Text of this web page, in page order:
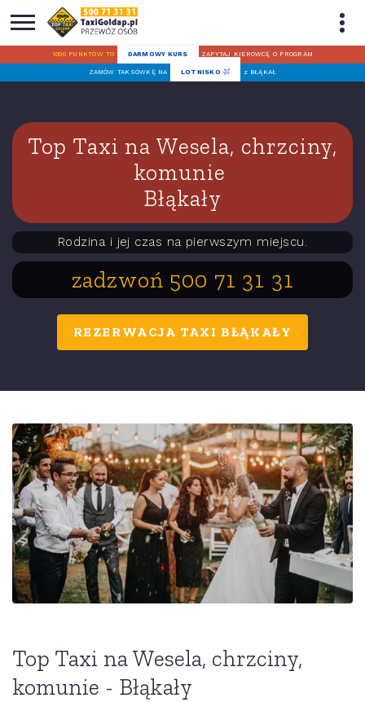
1000 PUNKTÓW TO DARMOWY KURS ZAPYTAJ KIEROWCĘ O PROGRAM
ZAMÓW TAKSÓWKĘ NA LOTNISKO z BŁĄKAŁ
Top Taxi na Wesela, chrzciny,
komunie
Błąkały
Rodzina i jej czas na pierwszym miejscu.
zadzwoń 500 71 31 31
REZERWACJA TAXI BŁĄKAŁY
Top Taxi na Wesela, chrzciny,
komunie - Błąkały